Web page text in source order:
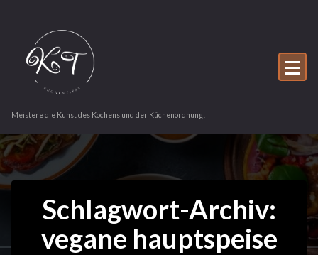
springen
Meistere die Kunst des Kochens und der Küchenordnung!
Schlagwort-Archiv:
vegane hauptspeise